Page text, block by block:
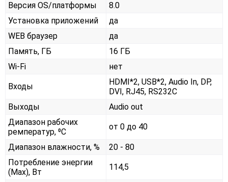
Версия OS/платформы
8.0
Установка приложений
да
WEB браузер
да
Память, ГБ
16 ГБ
Wi-Fi
нет
Входы
HDMI*2, USB*2, Audio In, DP,
DVI, RJ45, RS232С
Выходы
Audio out
Диапазон рабочих
ремператур, ⁰С
от 0 до 40
Диапазон влажности, %
20 - 80
Потребление энергии
(Max), Вт
114,5